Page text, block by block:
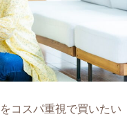
コスパ重視で買いたい